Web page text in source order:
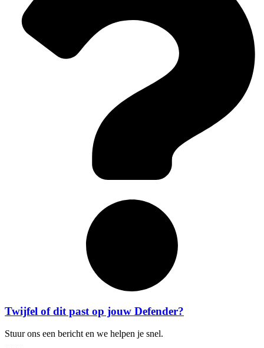
Twijfel of dit past op jouw Defender?
Stuur ons een bericht en we helpen je snel.